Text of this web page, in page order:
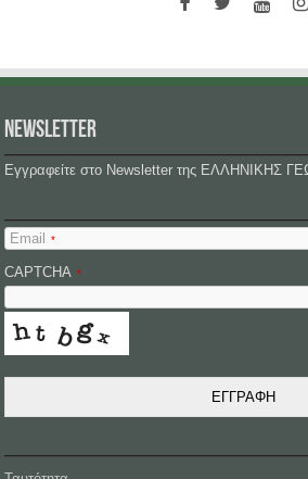
NEWSLETTER
Εγγραφείτε στο Newsletter της ΕΛΛΗΝΙΚΗΣ
Email *
CAPTCHA *
ΕΓΓΡΑΦΗ